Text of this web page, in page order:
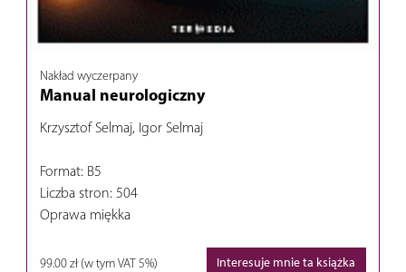
Nakład wyczerpany
Manual neurologiczny
Krzysztof Selmaj, Igor Selmaj
Format: B5
Liczba stron: 504
Oprawa miękka
99.00 zł (w tym VAT 5%) Interesuje mnie ta książka